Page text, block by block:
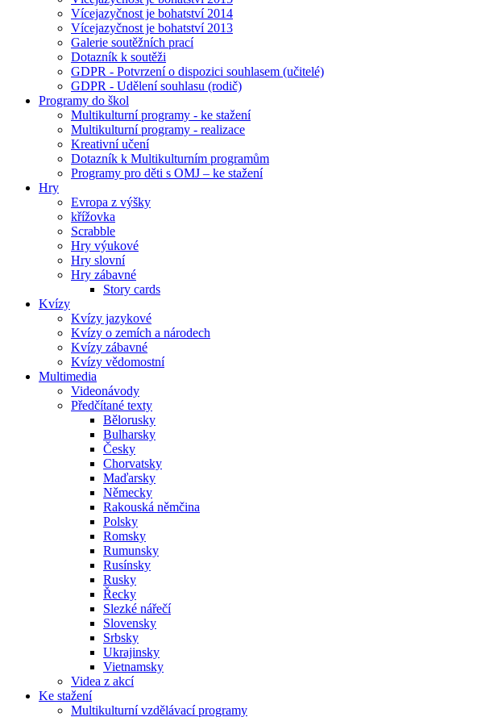
Vícejazyčnost je bohatství 2014
Vícejazyčnost je bohatství 2013
Galerie soutěžních prací
Dotazník k soutěži
GDPR - Potvrzení o dispozici souhlasem (učitelé)
GDPR - Udělení souhlasu (rodič)
Programy do škol
Multikulturní programy - ke stažení
Multikulturní programy - realizace
Kreativní učení
Dotazník k Multikulturním programům
Programy pro děti s OMJ – ke stažení
Hry
Evropa z výšky
křížovka
Scrabble
Hry výukové
Hry slovní
Hry zábavné
Story cards
Kvízy
Kvízy jazykové
Kvízy o zemích a národech
Kvízy zábavné
Kvízy vědomostní
Multimedia
Videonávody
Předčítané texty
Bělorusky
Bulharsky
Česky
Chorvatsky
Maďarsky
Německy
Rakouská němčina
Polsky
Romsky
Rumunsky
Rusínsky
Rusky
Řecky
Slezké nářečí
Slovensky
Srbsky
Ukrajinsky
Vietnamsky
Videa z akcí
Ke stažení
Multikulturní vzdělávací programy